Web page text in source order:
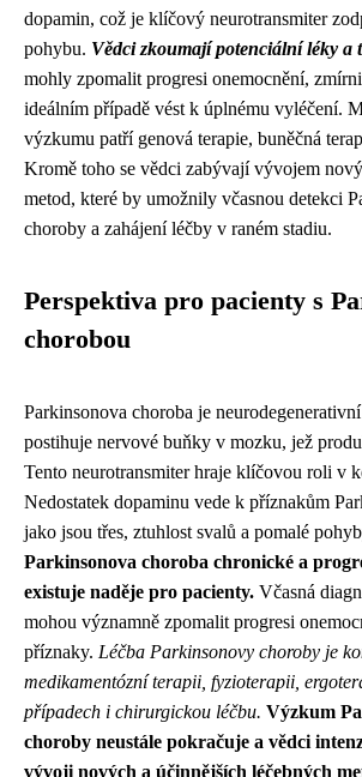
dopamin, což je klíčový neurotransmiter
pohybu. Vědci zkoumají potenciální léky a
mohly zpomalit progresi onemocnění,
ideálním případě vést k úplnému vyléčení.
výzkumu patří genová terapie, buněčná
Kromě toho se vědci zabývají vývojem
metod, které by umožnily včasnou detekci
choroby a zahájení léčby v raném stadiu.
Perspektiva pro pacienty s
chorobou
Parkinsonova choroba je
postihuje nervové buňky v mozku, jež
Tento neurotransmiter hraje klíčovou roli v
Nedostatek dopaminu vede k příznakům
jako jsou třes, ztuhlost svalů a pomalé
Parkinsonova choroba chronické a
existuje naděje pro pacienty. Včasná
mohou významně zpomalit progresi
příznaky. Léčba Parkinsonovy choroby je
medikamentózní terapii, fyzioterapii,
případech i chirurgickou léčbu. Výzkum
choroby neustále pokračuje a vědci
vývoji nových a účinnějších léčebných